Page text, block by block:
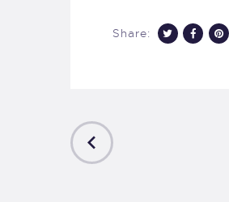
Share: